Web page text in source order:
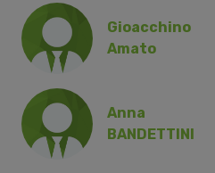
Gioacchino
Amato
Anna
BANDETTINI